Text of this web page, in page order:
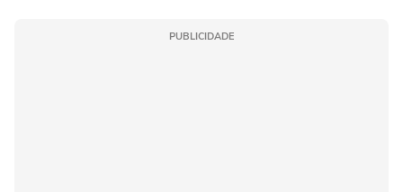
PUBLICIDADE